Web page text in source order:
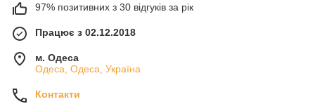
97% позитивних з 30 відгуків за рік
Працює з 02.12.2018
м. Одеса
Одеса, Одеса, Україна
Контакти